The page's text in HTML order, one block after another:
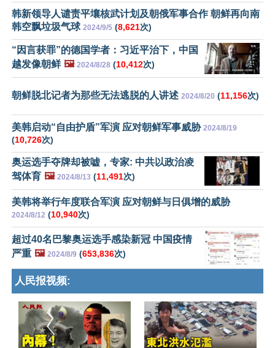
韩新领导人谴责平壤核武计划及朝俄军事合作 朝鲜再向南
韩空飘垃圾气球 2024/9/5 (8,621次)
“因言获罪”的德国学者：习近平治下，中国
越发像朝鲜 🖼️ 2024/8/28 (10,412次)
朝鲜脱北记者为那些无法逃脱的人讲述 2024/8/20 (11,156次)
美韩启动“自由护盾”军演 应对朝鲜军事威胁 2024/8/19
(10,726次)
奥运选手夺牌却被嘘，专家: 中共以政治凌
驾体育 🖼️ 2024/8/13 (11,491次)
美韩将举行年度联合军演 应对朝鲜与日俱增的威胁
2024/8/12 (10,940次)
超过40名巴黎奥运选手感染新冠 中国疫情
严重 🖼️ 2024/8/9 (653,836次)
人民报视频: